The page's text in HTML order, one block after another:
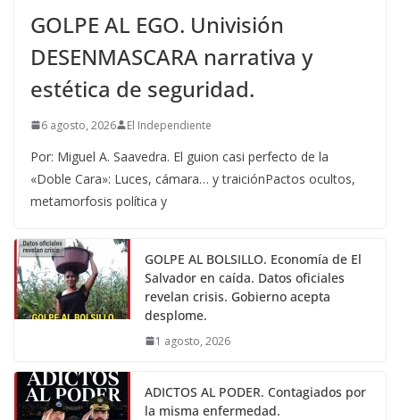
GOLPE AL EGO. Univisión
DESENMASCARA narrativa y
estética de seguridad.
6 agosto, 2026 El Independiente
Por: Miguel A. Saavedra. El guion casi perfecto de la
«Doble Cara»: Luces, cámara… y traiciónPactos ocultos,
metamorfosis política y
GOLPE AL BOLSILLO. Economía de El
Salvador en caída. Datos oficiales
revelan crisis. Gobierno acepta
desplome.
1 agosto, 2026
ADICTOS AL PODER. Contagiados por
la misma enfermedad.